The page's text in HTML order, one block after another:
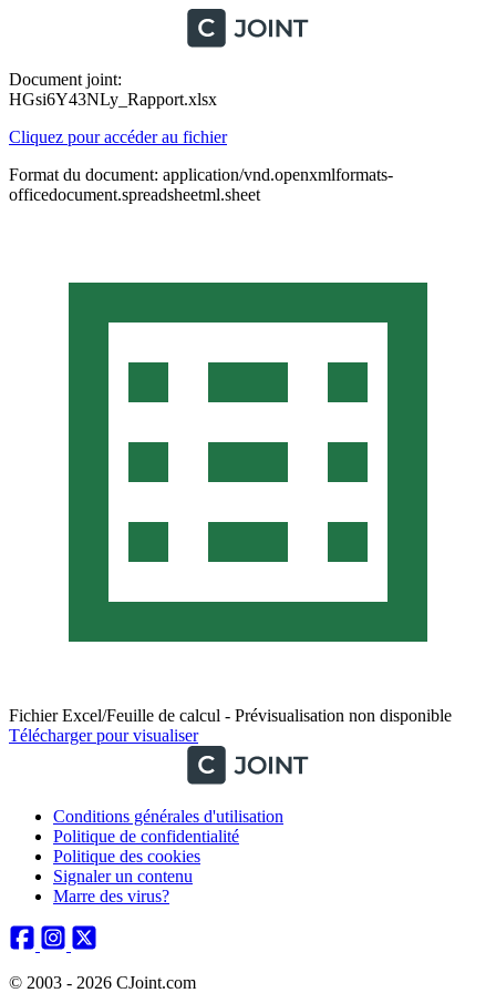
Document joint:
HGsi6Y43NLy_Rapport.xlsx
Cliquez pour accéder au fichier
Format du document: application/vnd.openxmlformats-
officedocument.spreadsheetml.sheet
Fichier Excel/Feuille de calcul - Prévisualisation non disponible
Télécharger pour visualiser
Conditions générales d'utilisation
Politique de confidentialité
Politique des cookies
Signaler un contenu
Marre des virus?
© 2003 - 2026 CJoint.com